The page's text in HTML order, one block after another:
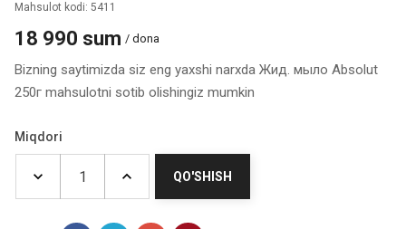
Mahsulot kodi: 5411
18 990 sum / dona
Bizning saytimizda siz eng yaxshi narxda Жид. мыло Absolut
250г mahsulotni sotib olishingiz mumkin
Miqdori
QO'SHISH